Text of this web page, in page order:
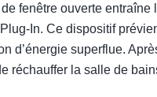
fenêtre ouverte entraîne
In. Ce dispositif
d’énergie superflue.
réchauffer la salle de